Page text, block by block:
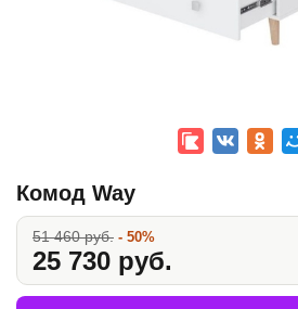
Комод Way
51 460 руб. - 50%
25 730 руб.